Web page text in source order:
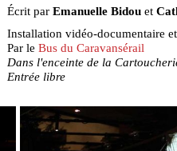
Écrit par Emanuelle Bidouet
Installation vidéo-documentaire
Par le Bus du Caravansérail
Dans l'enceinte de la
Entrée libre